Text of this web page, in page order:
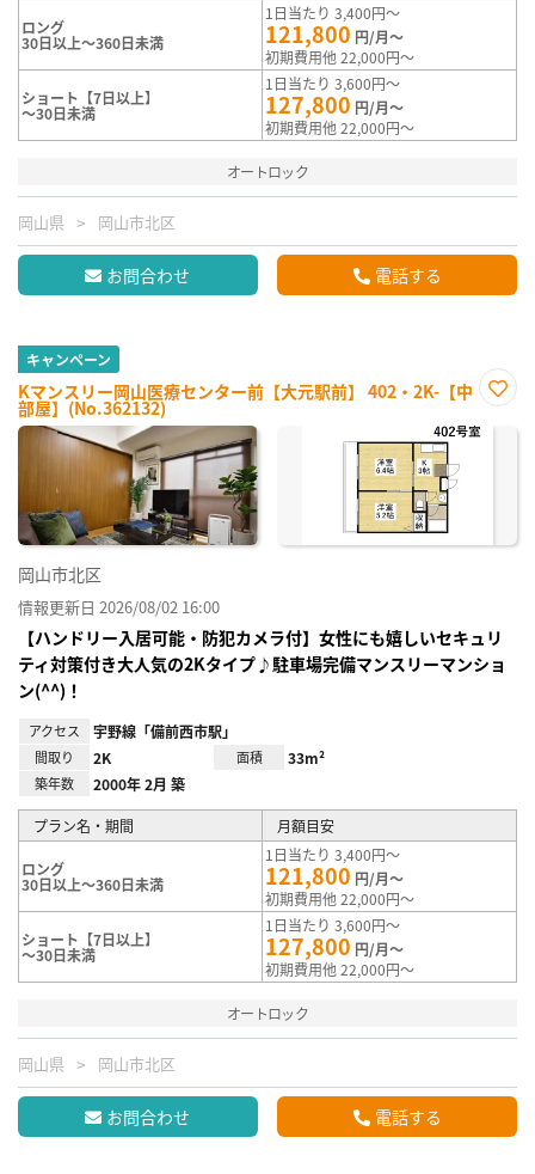
ロング
30日以上～360日未満
1日当たり 3,400円～
121,800 円/月～
初期費用他 22,000円～
ショート【7日以上】
～30日未満
1日当たり 3,600円～
127,800 円/月～
初期費用他 22,000円～
オートロック
岡山県 岡山市北区
お問合わせ 電話する
キャンペーン
Kマンスリー岡山医療センター前【大元駅前】 402・2K-【中
部屋】(No.362132)
に入
岡山市北区
情報更新日 2026/08/02 16:00
【ハンドリー入居可能・防犯カメラ付】女性にも嬉しいセキュリ
ティ対策付き大人気の2Kタイプ♪駐車場完備マンスリーマンショ
ン(^^)！
アクセス 宇野線「備前西市駅」
間取り 2K 面積 33m²
築年数 2000年 2月 築
プラン名・期間 月額目安
ロング
30日以上～360日未満
1日当たり 3,400円～
121,800 円/月～
初期費用他 22,000円～
ショート【7日以上】
～30日未満
1日当たり 3,600円～
127,800 円/月～
初期費用他 22,000円～
オートロック
岡山県 岡山市北区
お問合わせ 電話する